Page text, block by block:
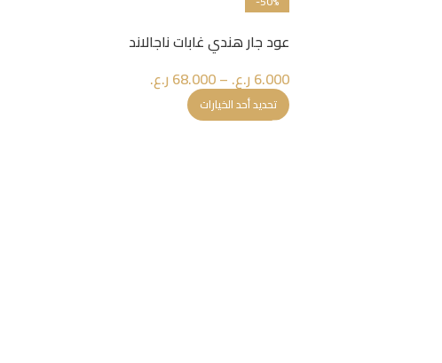
عود جار هندي غابات ناجالاند
6.000ر.ع. –
68.000ر.ع.
تحديد أحد الخيارات